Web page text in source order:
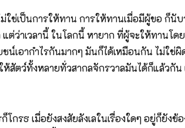
ใช่เป็นการให้ทาน การให้ทานเมื่อมีผู้ขอ ก็นั
ต่ว่าเวลานี้ ในโลกนี้ หายาก ที่ผู้จะให้ทานโ
น์เอากำไรกันมากๆ มันก็ได้เหมือนกัน ไม่ใช่ผิ
ห้สัตว์ทั้งหลายทั่วสากลจักรวาลมันได้ก็แล้วกัน
รธ เมื่อยังสงสัยลังเลในเรื่องใดๆ อยู่ก็ยังข้